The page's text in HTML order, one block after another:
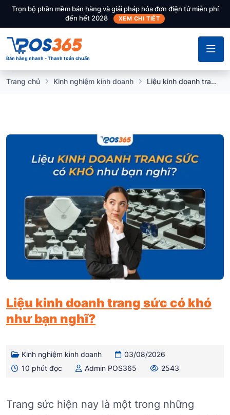
Trọn bộ phần mềm bán hàng và giải pháp hóa đơn điện tử miễn phí
đến hết 2028
XEM CHI TIẾT
Bán hàng nhanh - Thanh toán chuẩn
Trang chủ Kinh nghiệm kinh doanh Liệu kinh doanh trang sức có khó như bạn nghĩ?
Liệu kinh doanh trang sức có khó
như bạn nghĩ?
Kinh nghiệm kinh doanh
03/08/2026
10 phút đọc
Admin POS365 2543
Trang sức hiện nay là một trong những